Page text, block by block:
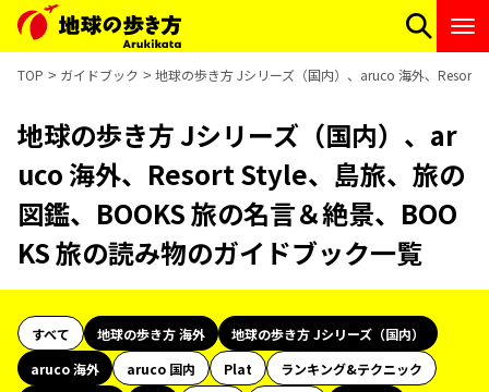
TOP ガイドブック 地球の歩き方 Jシリーズ（国内）、aruco 海外、Resort
地球の歩き方 Jシリーズ（国内）、ar
uco 海外、Resort Style、島旅、旅の
図鑑、BOOKS 旅の名言＆絶景、BOO
KS 旅の読み物のガイドブック一覧
すべて 地球の歩き方 海外
地球の歩き方 Jシリーズ（国内）
aruco 海外
aruco 国内 Plat
ランキング&テクニック